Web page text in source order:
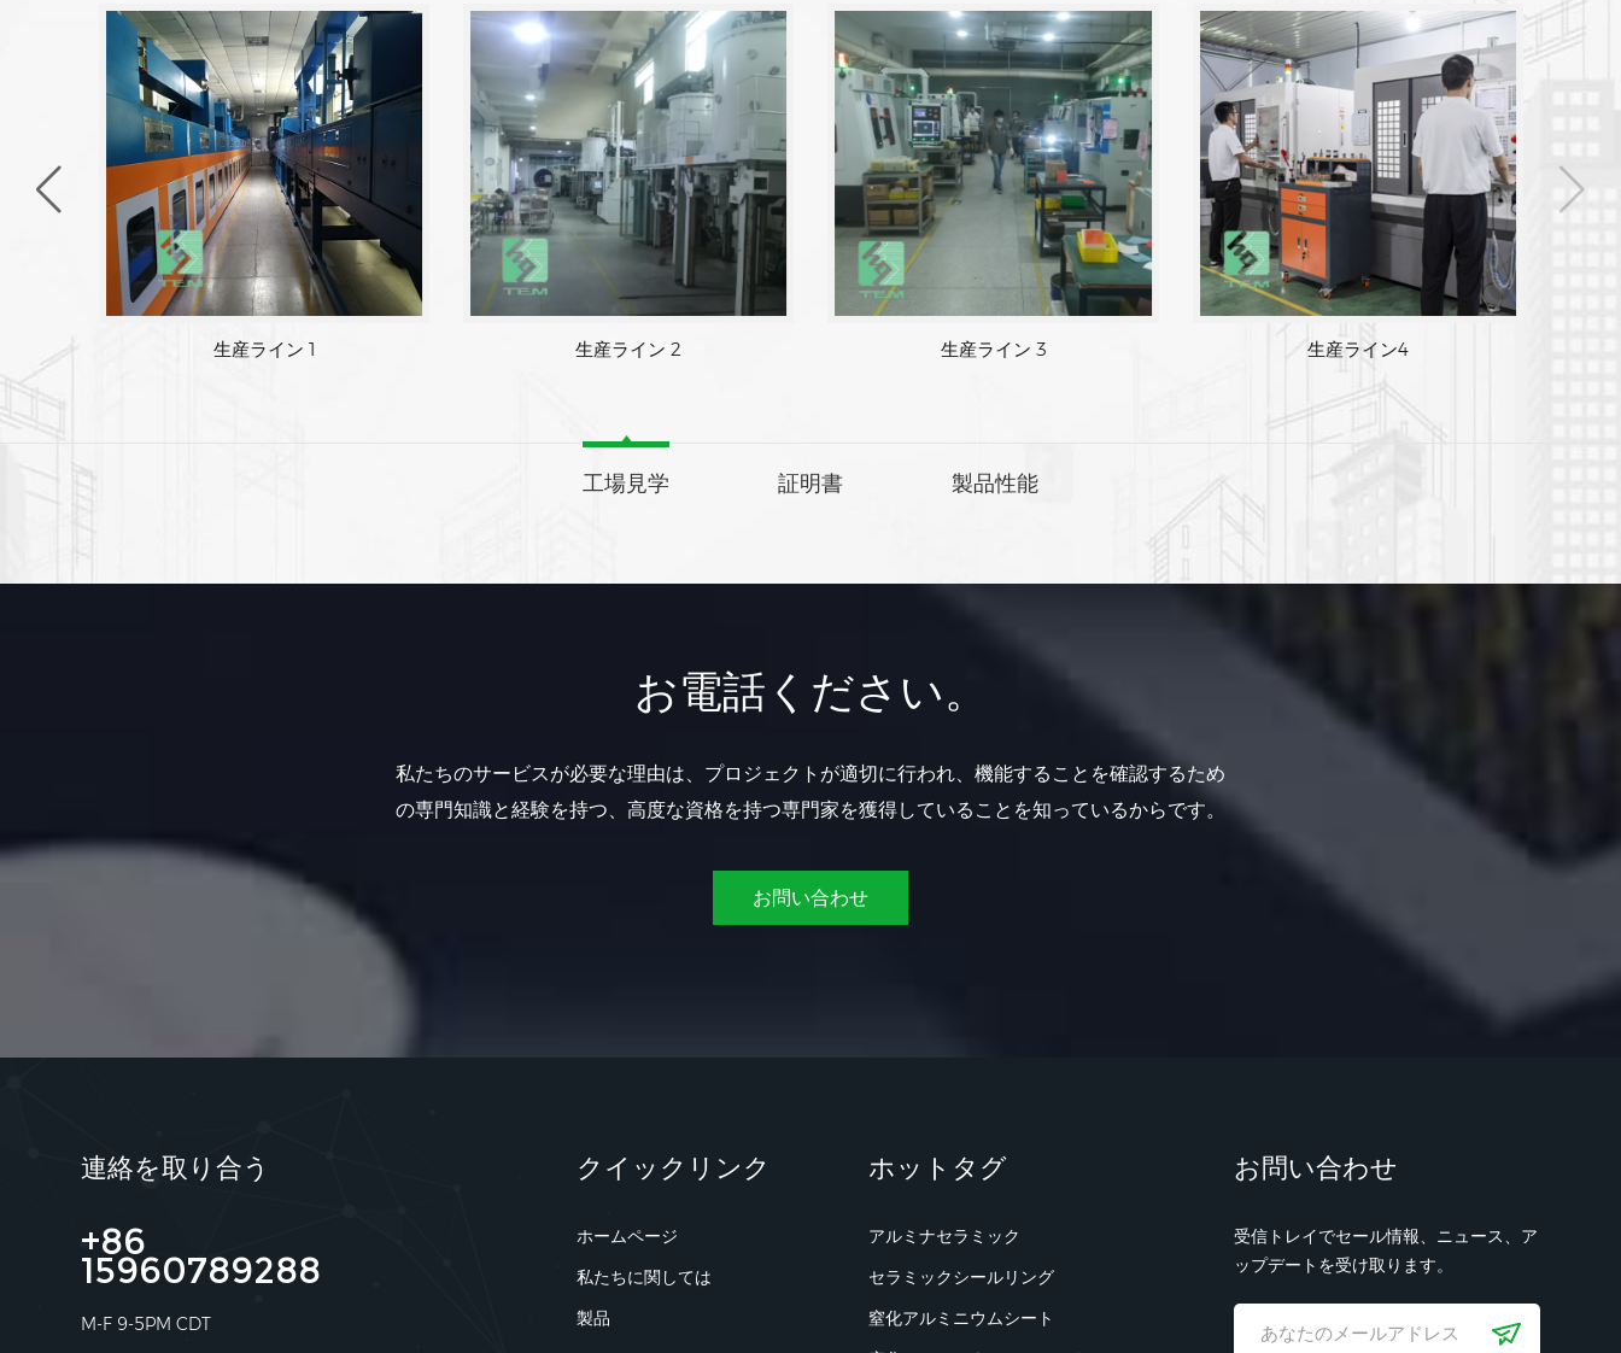
工場エリア 生産ライン 1 生産ライン 2 生産ライン 3
工場見学 証明書 製品性能
お電話ください。
私たちのサービスが必要な理由は、プロジェクトが適切に行われ、機能することを確認するため
の専門知識と経験を持つ、高度な資格を持つ専門家を獲得していることを知っているからです。
お問い合わせ
連絡を取り合う
+86
15960789288
M-F 9-5PM CDT
クイックリンク
ホームページ
私たちに関しては
製品
ホットタグ
アルミナセラミック
セラミックシールリング
窒化アルミニウムシート
お問い合わせ
受信トレイでセール情報、ニュース、ア
ップデートを受け取ります。